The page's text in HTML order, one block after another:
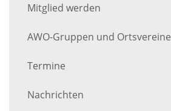
Mitglied werden
AWO-Gruppen und Ortsvereine
Termine
Nachrichten